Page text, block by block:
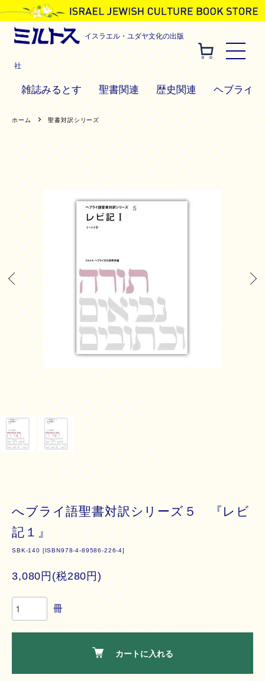
イスラエル・ユダヤ文化の出版
社
雑誌みるとす 聖書関連 歴史関連 ヘブライ
ホーム 聖書対訳シリーズ
へブライ語聖書対訳シリーズ５ 『レビ
記１』
SBK-140 [ISBN978-4-89586-226-4]
3,080円(税280円)
冊
カートに入れる